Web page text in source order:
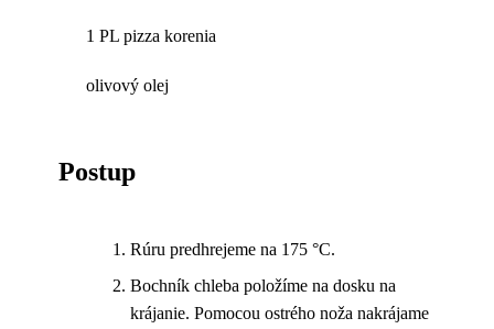
1 PL pizza korenia
olivový olej
Postup
Rúru predhrejeme na 175 °C.
Bochník chleba položíme na dosku na
krájanie. Pomocou ostrého noža nakrájame